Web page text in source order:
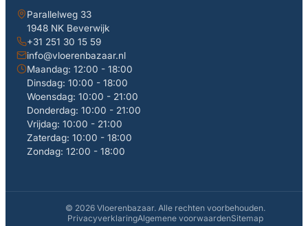
Parallelweg 33
1948 NK Beverwijk
+31 251 30 15 59
info@vloerenbazaar.nl
Maandag: 12:00 - 18:00
Dinsdag: 10:00 - 18:00
Woensdag: 10:00 - 21:00
Donderdag: 10:00 - 21:00
Vrijdag: 10:00 - 21:00
Zaterdag: 10:00 - 18:00
Zondag: 12:00 - 18:00
© 2026 Vloerenbazaar. Alle rechten voorbehouden.
PrivacyverklaringAlgemene voorwaardenSitemap